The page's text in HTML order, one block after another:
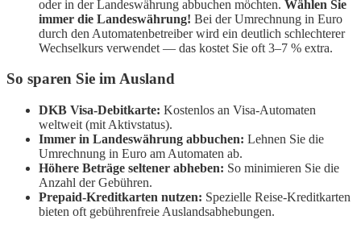
oder in der Landeswährung abbuchen möchten. Wählen Sie
immer die Landeswährung! Bei der Umrechnung in Euro
durch den Automatenbetreiber wird ein deutlich schlechterer
Wechselkurs verwendet — das kostet Sie oft 3–7 % extra.
So sparen Sie im Ausland
DKB Visa-Debitkarte: Kostenlos an Visa-Automaten
weltweit (mit Aktivstatus).
Immer in Landeswährung abbuchen: Lehnen Sie die
Umrechnung in Euro am Automaten ab.
Höhere Beträge seltener abheben: So minimieren Sie die
Anzahl der Gebühren.
Prepaid-Kreditkarten nutzen: Spezielle Reise-Kreditkarten
bieten oft gebührenfreie Auslandsabhebungen.